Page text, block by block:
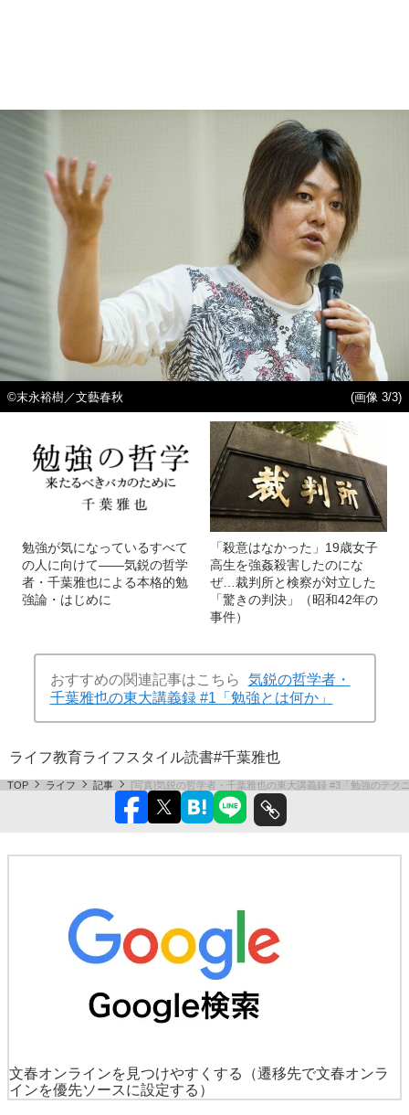
©末永裕樹／文藝春秋 (画像 3/3)
勉強が気になっているすべて
の人に向けて――気鋭の哲学
者・千葉雅也による本格的勉
強論・はじめに
「殺意はなかった」19歳女子
高生を強姦殺害したのにな
ぜ…裁判所と検察が対立した
「驚きの判決」（昭和42年の
事件）
おすすめの関連記事はこちら
気鋭の哲学者・
千葉雅也の東大講義録 #1「勉強とは何か」
ライフ教育ライフスタイル読書#千葉雅也
TOP ライフ 記事 [写真]気鋭の哲学者・千葉雅也の東大講義録 #3「勉強のテク
文春オンラインを見つけやすくする
（遷移先で文春オンラ
インを優先ソースに設定する）